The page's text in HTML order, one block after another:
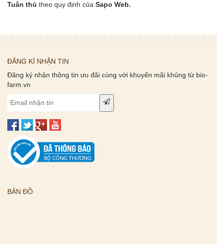
Tuân thủ theo quy định của Sapo Web.
ĐĂNG KÍ NHẬN TIN
Đăng ký nhận thông tin ưu đãi cùng với khuyến mãi khủng từ bio-
farm.vn
BẢN ĐỒ